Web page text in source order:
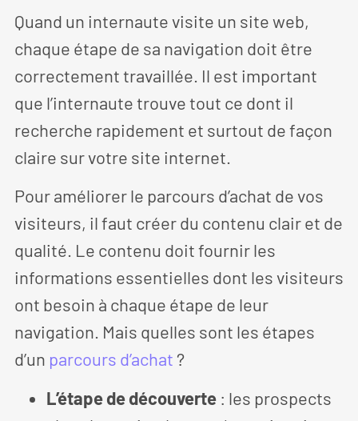
Quand un internaute visite un site web,
chaque étape de sa navigation doit être
correctement travaillée. Il est important
que l’internaute trouve tout ce dont il
recherche rapidement et surtout de façon
claire sur votre site internet.
Pour améliorer le parcours d’achat de vos
visiteurs, il faut créer du contenu clair et de
qualité. Le contenu doit fournir les
informations essentielles dont les visiteurs
ont besoin à chaque étape de leur
navigation. Mais quelles sont les étapes
d’un parcours d’achat ?
L’étape de découverte: les prospects